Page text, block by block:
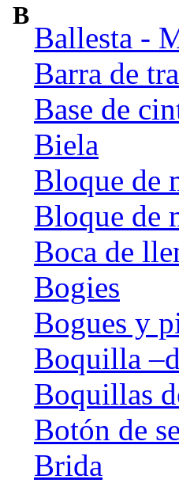
B
Ballesta -
Barra de
Base de
Biela
Bloque de
Bloque de
Boca de
Bogies
Bogues y
Boquilla
Boquillas
Botón de
Brida